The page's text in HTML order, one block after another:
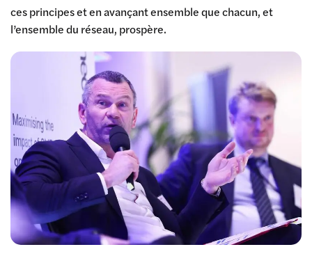
ces principes et en avançant ensemble que chacun, et
l’ensemble du réseau, prospère.